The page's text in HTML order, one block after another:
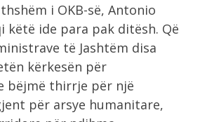
i OKB-së, Antonio
këtë ide para pak ditësh. Që
të Jashtëm disa
kërkesën për
bëjmë thirrje për një
për arsye humanitare,